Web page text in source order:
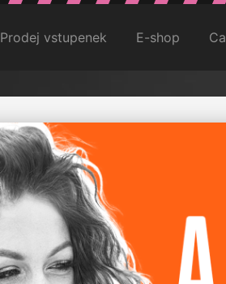
Prodej vstupenek E-shop